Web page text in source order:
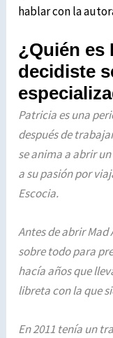
hablar con la
¿Quién es
decidiste
Patricia es una
después de
se anima a abrir
a su pasión por
Escocia.
Antes de abrir
sobre todo para
hacía años que
libreta con la que
En 2011 tenía un